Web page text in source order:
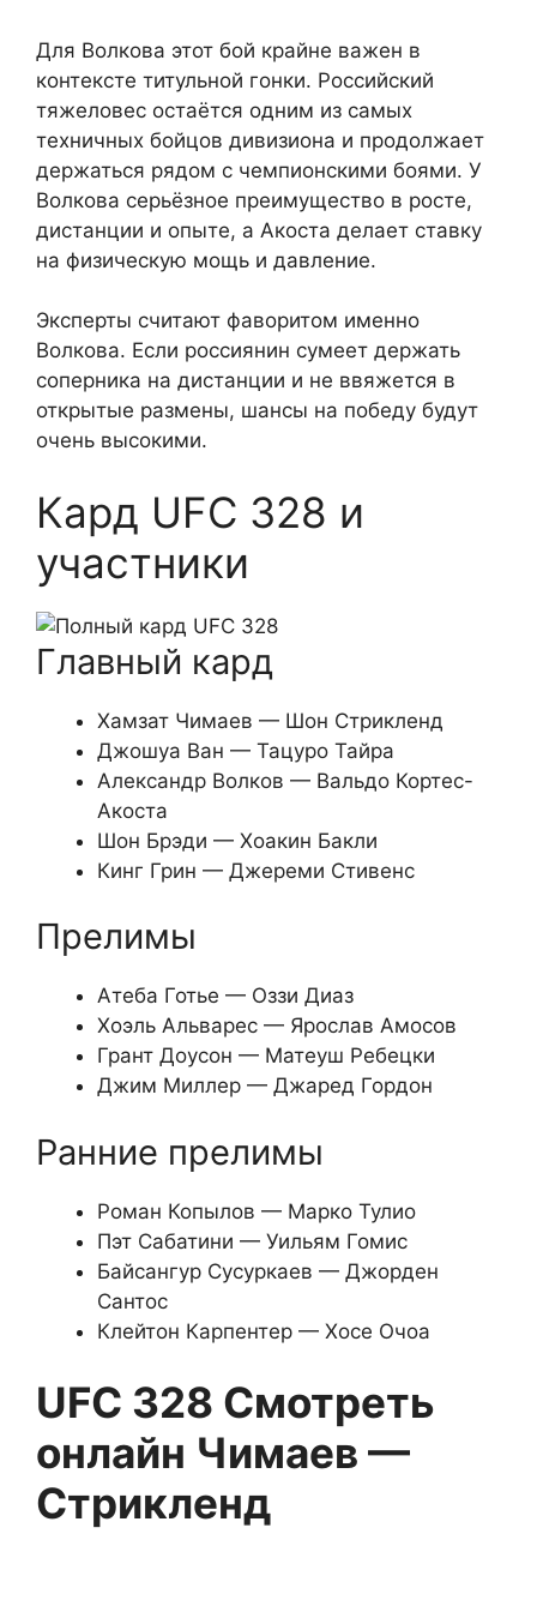
Для Волкова этот бой крайне важен в
контексте титульной гонки. Российский
тяжеловес остаётся одним из самых
техничных бойцов дивизиона и продолжает
держаться рядом с чемпионскими боями. У
Волкова серьёзное преимущество в росте,
дистанции и опыте, а Акоста делает ставку
на физическую мощь и давление.
Эксперты считают фаворитом именно
Волкова. Если россиянин сумеет держать
соперника на дистанции и не ввяжется в
открытые размены, шансы на победу будут
очень высокими.
Кард UFC 328 и
участники
Главный кард
Хамзат Чимаев — Шон Стрикленд
Джошуа Ван — Тацуро Тайра
Александр Волков — Вальдо Кортес-
Акоста
Шон Брэди — Хоакин Бакли
Кинг Грин — Джереми Стивенс
Прелимы
Атеба Готье — Оззи Диаз
Хоэль Альварес — Ярослав Амосов
Грант Доусон — Матеуш Ребецки
Джим Миллер — Джаред Гордон
Ранние прелимы
Роман Копылов — Марко Тулио
Пэт Сабатини — Уильям Гомис
Байсангур Сусуркаев — Джорден
Сантос
Клейтон Карпентер — Хосе Очоа
UFC 328 Смотреть
онлайн Чимаев —
Стрикленд